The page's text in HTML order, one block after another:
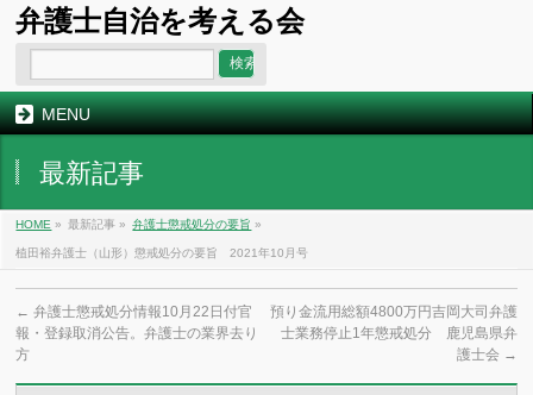
弁護士自治を考える会
MENU
最新記事
HOME » 最新記事 » 弁護士懲戒処分の要旨 »
植田裕弁護士（山形）懲戒処分の要旨 2021年10月号
← 弁護士懲戒処分情報10月22日付官
報・登録取消公告。弁護士の業界去り
方
預り金流用総額4800万円吉岡大司弁護
士業務停止1年懲戒処分 鹿児島県弁
護士会 →